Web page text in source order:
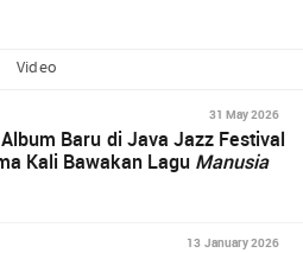
Video
31 May 2026
Baru di Java Jazz Festival
Kali Bawakan Lagu Manusia
13 January 2026